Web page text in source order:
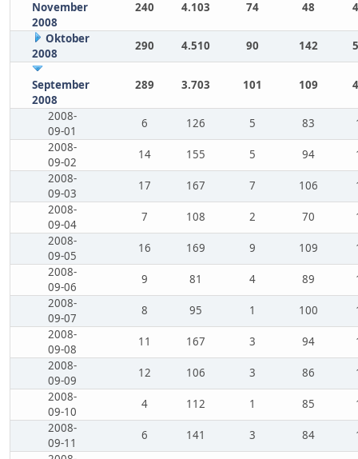
November
2008
240 4.103 74 48
Oktober
2008
290 4.510 90 142
September
2008
289 3.703 101 109
2008-
09-01
6 126 5 83
2008-
09-02
14 155 5 94
2008-
09-03
17 167 7 106
2008-
09-04
7 108 2 70
2008-
09-05
16 169 9 109
2008-
09-06
9 81 4 89
2008-
09-07
8 95 1 100
2008-
09-08
11 167 3 94
2008-
09-09
12 106 3 86
2008-
09-10
4 112 1 85
2008-
09-11
6 141 3 84